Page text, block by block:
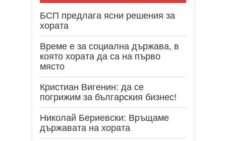
БСП предлага ясни решения за
хората
Време е за социална държава, в
която хората да са на първо
място
Кристиан Вигенин: да се
погрижим за българския бизнес!
Николай Бериевски: Връщаме
държавата на хората